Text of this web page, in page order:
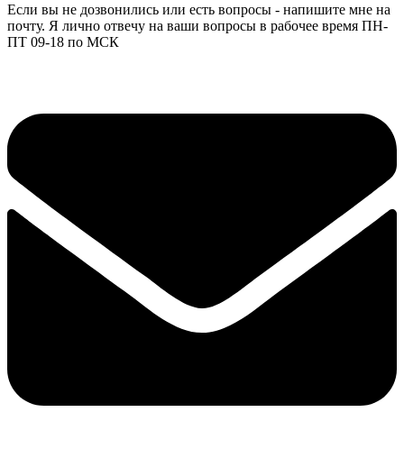
Если вы не дозвонились или есть вопросы - напишите мне на
почту. Я лично отвечу на ваши вопросы в рабочее время ПН-
ПТ 09-18 по МСК